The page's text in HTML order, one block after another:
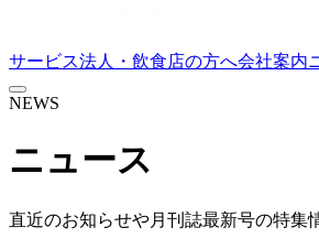
サービス法人・飲食店の方へ会社案内
NEWS
ニュース
直近のお知らせや月刊誌最新号の特集